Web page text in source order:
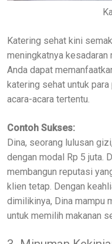
Katering sehat kini
meningkatnya kesadaran
Anda dapat
katering sehat untuk para
acara-acara tertentu.
Contoh Sukses:
Dina, seorang lulusan
dengan modal Rp 5 juta.
membangun reputasi
klien tetap. Dengan
dimilikinya, Dina mampu
untuk memilih makanan